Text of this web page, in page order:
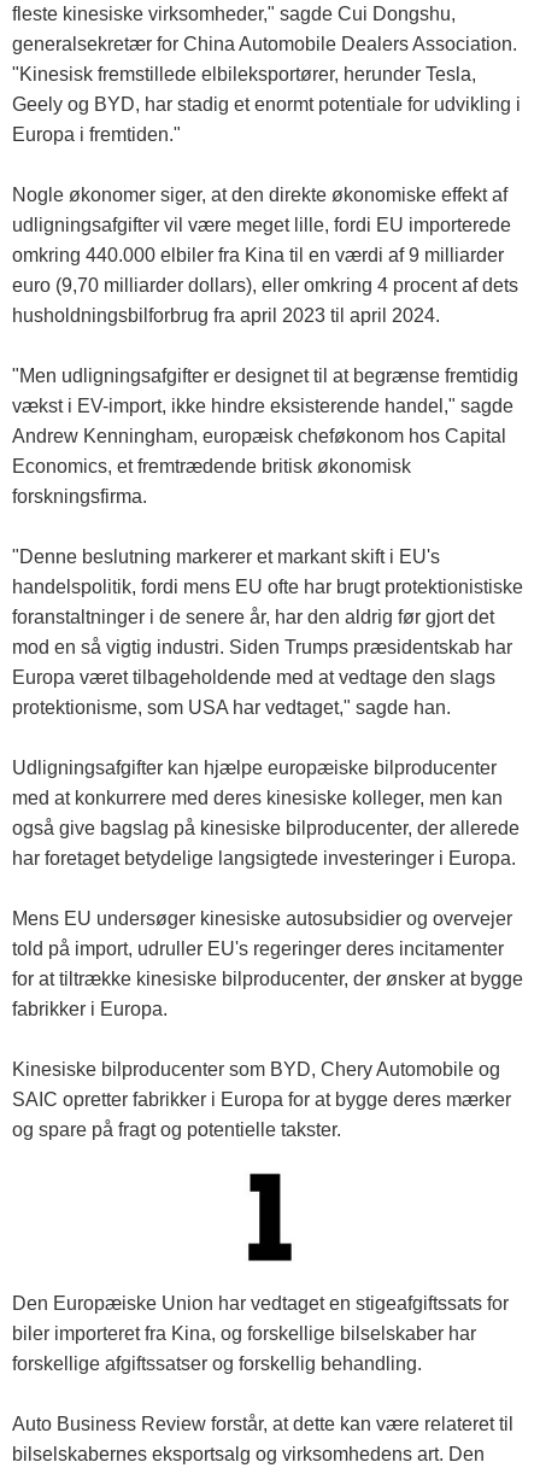
fleste kinesiske virksomheder," sagde Cui Dongshu,
generalsekretær for China Automobile Dealers Association.
"Kinesisk fremstillede elbileksportører, herunder Tesla,
Geely og BYD, har stadig et enormt potentiale for udvikling i
Europa i fremtiden."
Nogle økonomer siger, at den direkte økonomiske effekt af
udligningsafgifter vil være meget lille, fordi EU importerede
omkring 440.000 elbiler fra Kina til en værdi af 9 milliarder
euro (9,70 milliarder dollars), eller omkring 4 procent af dets
husholdningsbilforbrug fra april 2023 til april 2024.
"Men udligningsafgifter er designet til at begrænse fremtidig
vækst i EV-import, ikke hindre eksisterende handel," sagde
Andrew Kenningham, europæisk cheføkonom hos Capital
Economics, et fremtrædende britisk økonomisk
forskningsfirma.
"Denne beslutning markerer et markant skift i EU's
handelspolitik, fordi mens EU ofte har brugt protektionistiske
foranstaltninger i de senere år, har den aldrig før gjort det
mod en så vigtig industri. Siden Trumps præsidentskab har
Europa været tilbageholdende med at vedtage den slags
protektionisme, som USA har vedtaget," sagde han.
Udligningsafgifter kan hjælpe europæiske bilproducenter
med at konkurrere med deres kinesiske kolleger, men kan
også give bagslag på kinesiske bilproducenter, der allerede
har foretaget betydelige langsigtede investeringer i Europa.
Mens EU undersøger kinesiske autosubsidier og overvejer
told på import, udruller EU's regeringer deres incitamenter
for at tiltrække kinesiske bilproducenter, der ønsker at bygge
fabrikker i Europa.
Kinesiske bilproducenter som BYD, Chery Automobile og
SAIC opretter fabrikker i Europa for at bygge deres mærker
og spare på fragt og potentielle takster.
Den Europæiske Union har vedtaget en stigeafgiftssats for
biler importeret fra Kina, og forskellige bilselskaber har
forskellige afgiftssatser og forskellig behandling.
Auto Business Review forstår, at dette kan være relateret til
bilselskabernes eksportsalg og virksomhedens art. Den